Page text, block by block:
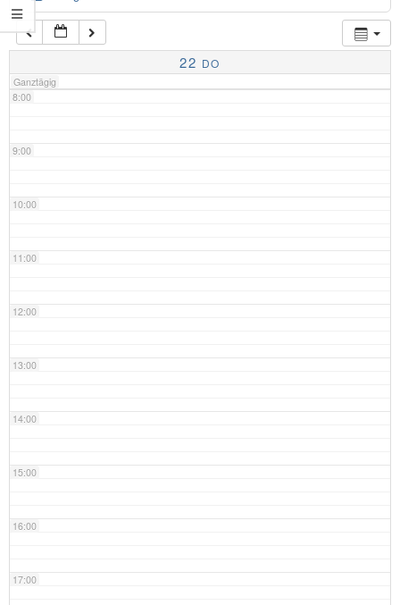
22 DO
Ganztägig
7:00
8:00
9:00
10:00
11:00
12:00
13:00
14:00
15:00
16:00
17:00